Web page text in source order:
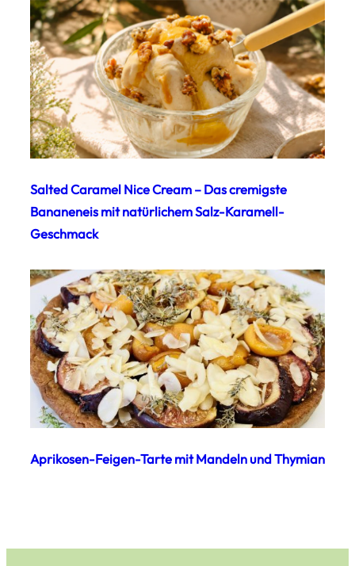
Salted Caramel Nice Cream – Das cremigste
Bananeneis mit natürlichem Salz-Karamell-
Geschmack
Aprikosen-Feigen-Tarte mit Mandeln und Thymian